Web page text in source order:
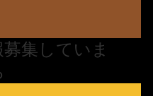
集していま